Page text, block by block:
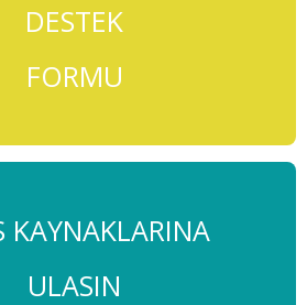
DESTEK
FORMU
KAYNAKLARINA
ULASIN